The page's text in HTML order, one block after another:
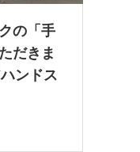
の「手
だきま
ンドス